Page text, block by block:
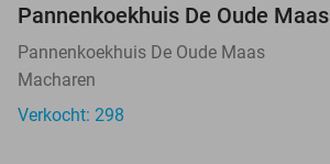
Pannenkoekhuis De Oude Maas
Pannenkoekhuis De Oude Maas
Macharen
Verkocht: 298